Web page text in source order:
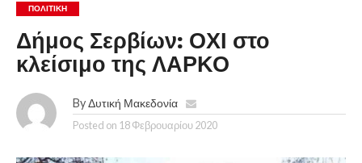
ΠΟΛΙΤΙΚΉ
Δήμος Σερβίων: ΟΧΙ στο
κλείσιμο της ΛΑΡΚΟ
By Δυτική Μακεδονία
Posted on 18 Φεβρουαρίου 2020